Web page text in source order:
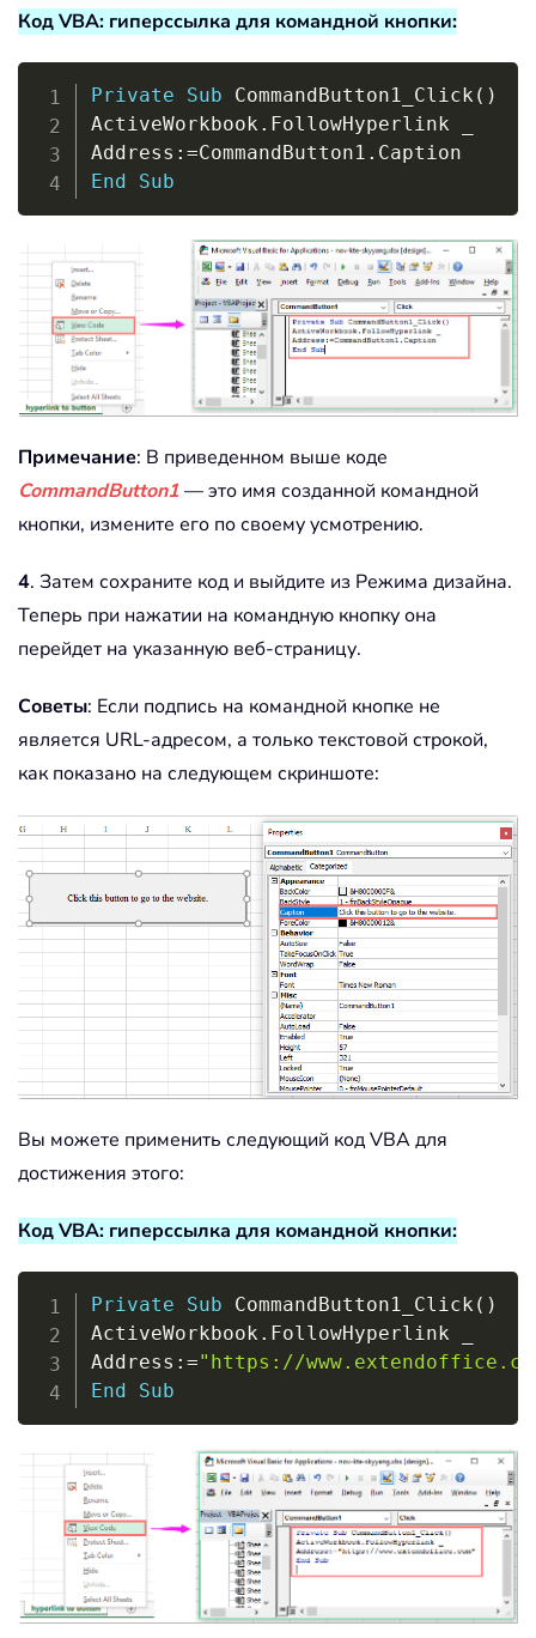
Код VBA: гиперссылка для командной кнопки:
Private Sub CommandButton1_Click ( )
ActiveWorkbook . FollowHyperlink
Address : =CommandButton1 .
End
Sub
Copy
Примечание: В приведенном выше коде
CommandButton1 — это имя созданной командной
кнопки, измените его по своему усмотрению.
4. Затем сохраните код и выйдите из Режима дизайна.
Теперь при нажатии на командную кнопку она
перейдет на указанную веб-страницу.
Советы: Если подпись на командной кнопке не
является URL-адресом, а только текстовой строкой,
как показано на следующем скриншоте:
Вы можете применить следующий код VBA для
достижения этого:
Код VBA: гиперссылка для командной кнопки:
Private Sub CommandButton1_Click ( )
ActiveWorkbook . FollowHyperlink
Address : ="https://
End
Sub
Copy